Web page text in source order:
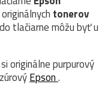
tonerov
tlačiarne môžu byť u
originálne purpurový
Epson.